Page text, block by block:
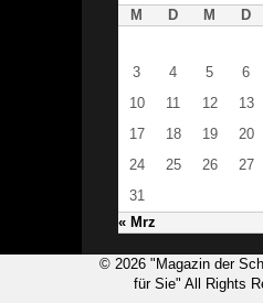
M
D M D
« Mrz
3
4 5 6
10
11 12 13
17
18 19 20
24
25 26 27
31
© 2026 "Magazin der
für Sie" All Rights